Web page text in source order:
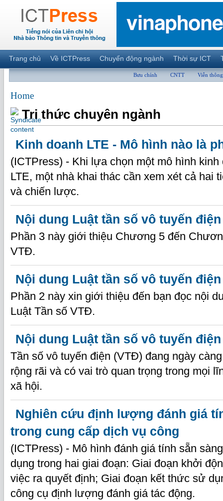
Trang chủ Về ICTPress Chuyển động ngành Thời sự ICT
Bưu chính CNTT Viễn thông
Home
Tri thức chuyên ngành
Kinh doanh LTE - Mô hình nào là
(ICTPress) - Khi lựa chọn một mô hình
LTE, một nhà khai thác cần xem xét cả hai
và chiến lược.
Nội dung Luật tần số vô tuyến điện
Phần 3 này giới thiệu Chương 5 đến
VTĐ.
Nội dung Luật tần số vô tuyến điện
Phần 2 này xin giới thiệu đến bạn đọc nội
Luật Tần số VTĐ.
Nội dung Luật tần số vô tuyến điện
Tần số vô tuyến điện (VTĐ) đang ngày
rộng rãi và có vai trò quan trọng trong mọi
xã hội.
Nghiên cứu định lượng đánh giá
trong cung cấp dịch vụ công
(ICTPress) - Mô hình đánh giá tính sẵn
dụng trong hai giai đoạn: Giai đoạn khởi
việc ra quyết định; Giai đoạn kết thức sử
công cụ định lượng đánh giá tác động.